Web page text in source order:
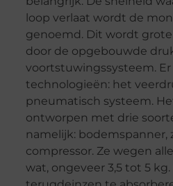
loop verlaat wordt de
genoemd. Dit wordt
door de opgebouwde
voortstuwingssysteem.
technologieën: het
pneumatisch systeem.
ontworpen met drie
namelijk: bodemspanner,
compressor. Ze wegen
wat, ongeveer 3,5 tot 5